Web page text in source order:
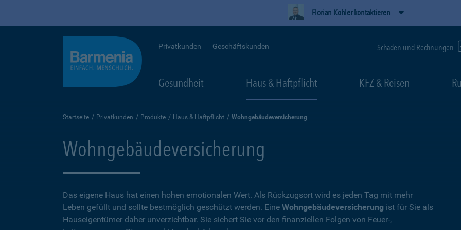
Florian Kohler kontaktieren
Privatkunden Geschäftskunden Schäden und Rechnungen
Gesundheit Haus & Haftpflicht KFZ & Reisen
Startseite Privatkunden Produkte Haus & Haftpflicht Wohngebäudeversicherung
Wohngebäudeversicherung
Das eigene Haus hat einen hohen emotionalen Wert. Als Rückzugsort wird es jeden Tag mit mehr
Leben gefüllt und sollte bestmöglich geschützt werden. Eine Wohngebäudeversicherung ist für Sie als
Hauseigentümer daher unverzichtbar. Sie sichert Sie vor den finanziellen Folgen von Feuer-,